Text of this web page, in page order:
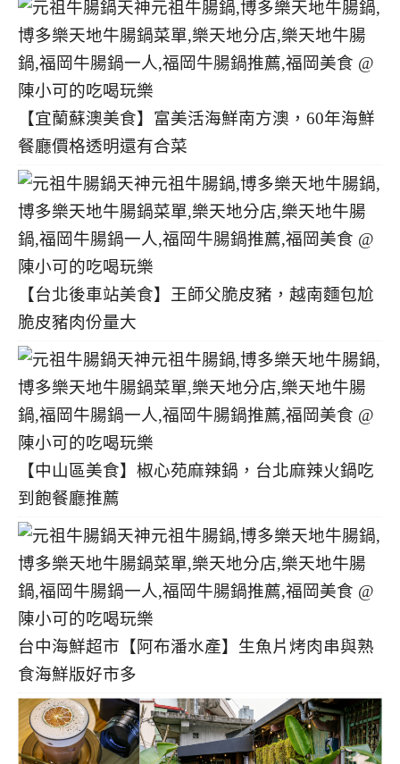
【宜蘭蘇澳美食】富美活海鮮南方澳，60年海鮮
餐廳價格透明還有合菜
【台北後車站美食】王師父脆皮豬，越南麵包尬
脆皮豬肉份量大
【中山區美食】椒心苑麻辣鍋，台北麻辣火鍋吃
到飽餐廳推薦
台中海鮮超市【阿布潘水產】生魚片烤肉串與熟
食海鮮版好市多